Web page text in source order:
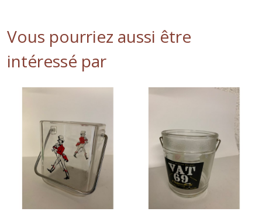
Vous pourriez aussi être
intéressé par